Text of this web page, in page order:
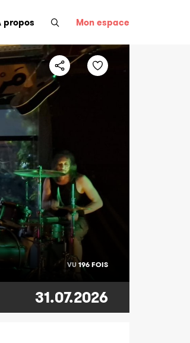
propos Mon espace
VU 196 FOIS
31.07.2026